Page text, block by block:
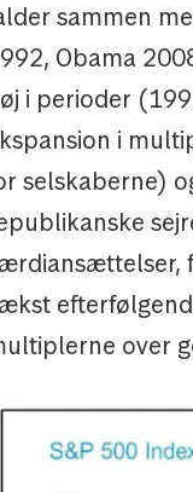
sammen
Obama
i perioder
i
selskaberne)
over